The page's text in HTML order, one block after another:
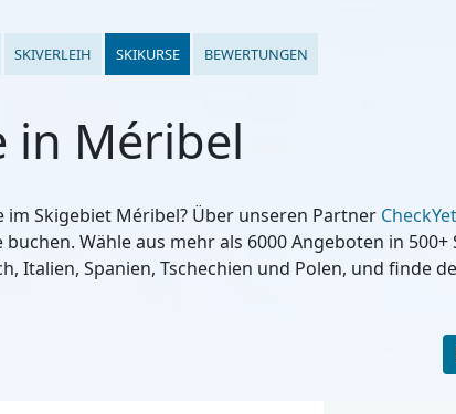
SKIVERLEIH SKIKURSE BEWERTUNGEN
in Méribel
Skigebiet Méribel? Über unseren Partner
Wähle aus mehr als 6000 Angeboten in 500+
Italien, Spanien, Tschechien und Polen, und finde